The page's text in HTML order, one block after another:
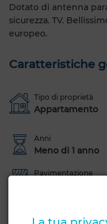
Dotato di antenna
sicurezza. TV.
europeo.
Caratteristiche
Tipo di proprietà
Appartamento
Anni
Meno di 1 anno
Pavimentazione